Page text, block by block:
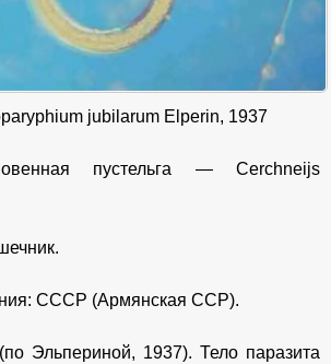
jubilarum Elperin, 1937
пустельга — Cerchneijs
СССР (Армянская ССР).
Эльпериной, 1937). Тело паразита